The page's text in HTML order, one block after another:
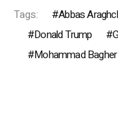
Tags: Abbas
Donald Trump
Mohammad